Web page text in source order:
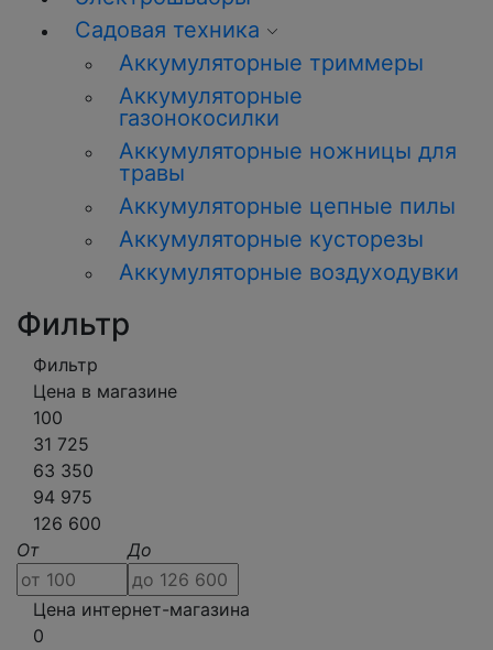
Садовая техника
Аккумуляторные триммеры
Аккумуляторные
газонокосилки
Аккумуляторные ножницы для
травы
Аккумуляторные цепные пилы
Аккумуляторные кусторезы
Аккумуляторные воздуходувки
Фильтр
Фильтр
Цена в магазине
100
31 725
63 350
94 975
126 600
От
До
Цена интернет-магазина
0